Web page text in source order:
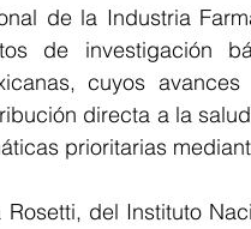
de la Industria
de investigación
cuyos
directa a la
prioritarias
Rosetti, del Instituto